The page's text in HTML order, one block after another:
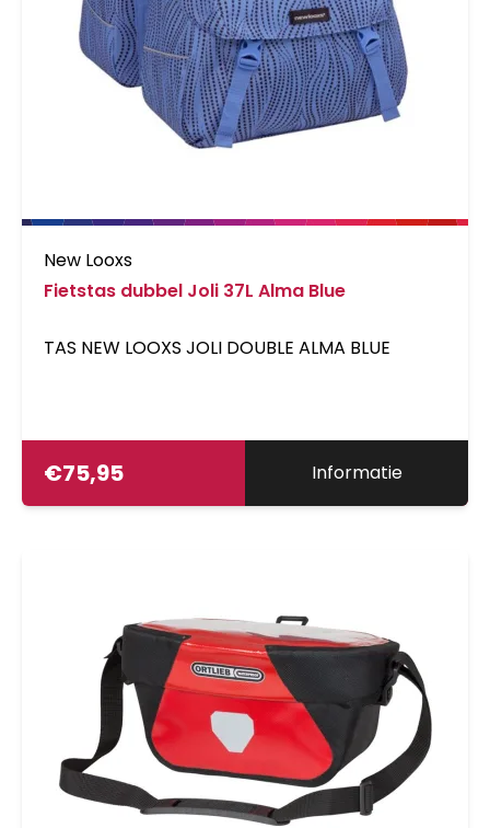
New Looxs
Fietstas dubbel Joli 37L Alma Blue
TAS NEW LOOXS JOLI DOUBLE ALMA BLUE
€75,95 Informatie